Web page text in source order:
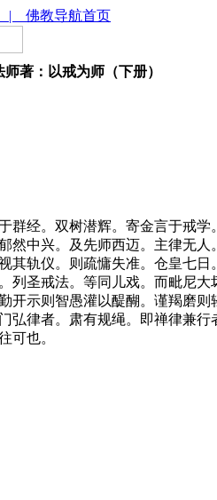
| 佛教导航首页
师著：以戒为师（下册）
。双树潜辉。寄金言于戒学
中兴。及先师西迈。主律无
轨仪。则疏慵失准。仓皇七
圣戒法。等同儿戏。而毗尼
示则智愚灌以醍醐。谨羯磨
律者。肃有规绳。即禅律兼
可也。